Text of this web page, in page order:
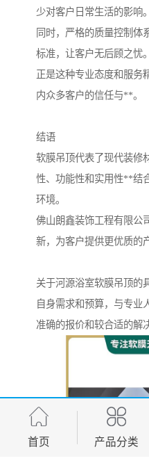
少对客户日常生活的影响。
同时，严格的质量控制体
标准，让客户无后顾之忧。
正是这种专业态度和服务
内众多客户的信任与**。
结语
软膜吊顶代表了现代装修
性、功能性和实用性**结
环境。
佛山朗鑫装饰工程有限公
新，为客户提供更优质的
关于河源浴室软膜吊顶的
自身需求和预算，与专业
准确的报价和较合适的解
首页 产品分类